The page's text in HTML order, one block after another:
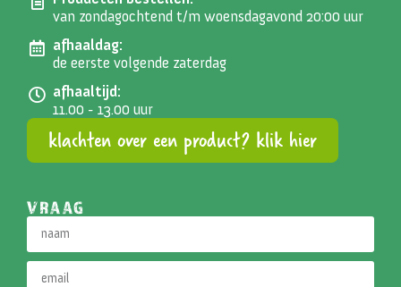
van zondagochtend t/m woensdagavond 20:00 uur
afhaaldag:
de eerste volgende zaterdag
afhaaltijd:
11.00 - 13.00 uur
klachten over een product? klik hier
VRAAG